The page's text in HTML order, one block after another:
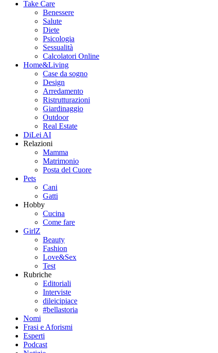
Take Care
Benessere
Salute
Diete
Psicologia
Sessualità
Calcolatori Online
Home&Living
Case da sogno
Design
Arredamento
Ristrutturazioni
Giardinaggio
Outdoor
Real Estate
DiLei AI
Relazioni
Mamma
Matrimonio
Posta del Cuore
Pets
Cani
Gatti
Hobby
Cucina
Come fare
GirlZ
Beauty
Fashion
Love&Sex
Test
Rubriche
Editoriali
Interviste
dileicipiace
#bellastoria
Nomi
Frasi e Aforismi
Esperti
Podcast